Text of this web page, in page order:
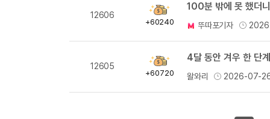
12606
획
득
+60240
100분 밖에 못 했더
뚜따포기자
12605
획
득
+60720
4달 동안 겨우 한 단
왈와리 2026-07-